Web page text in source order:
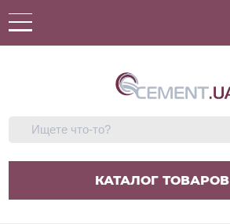
КАТАЛОГ ТОВАРОВ